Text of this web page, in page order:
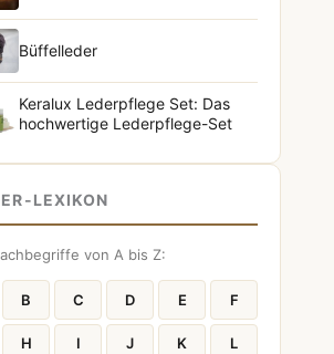
Büffelleder
Keralux Lederpflege Set: Das
hochwertige Lederpflege-Set
LEXIKON
von A bis Z:
B C D E F
H I J K L